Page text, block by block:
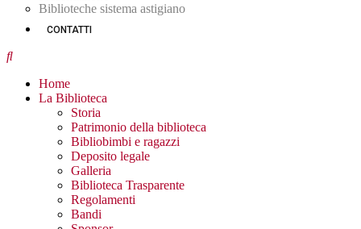
Biblioteche sistema astigiano
CONTATTI
Home
La Biblioteca
Storia
Patrimonio della biblioteca
Bibliobimbi e ragazzi
Deposito legale
Galleria
Biblioteca Trasparente
Regolamenti
Bandi